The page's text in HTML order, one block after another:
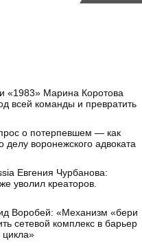
«1983» Марина Коротова
всей команды и превратить
о потерпевшем — как
воронежского адвоката
Евгения Чурбанова:
уволил креаторов.
Воробей: «Механизм «бери
сетевой комплекс в барьер
цикла»